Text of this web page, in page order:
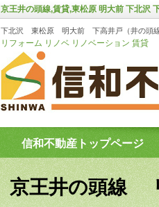
京王井の頭線,賃貸,東松原 明大前 下北沢
下北沢 東松原 明大前 下高井戸（井の頭線
リフォーム リノベ リノベーション 賃貸
信和不動産トップページ
京王井の頭線